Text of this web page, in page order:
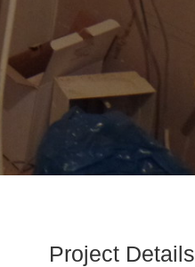
Project Details